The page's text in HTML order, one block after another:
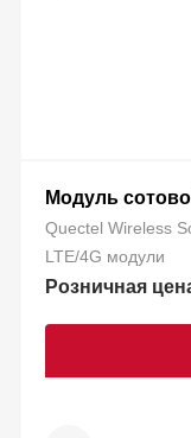
Модуль
Quectel Wireless
LTE/4G модули
Розничная